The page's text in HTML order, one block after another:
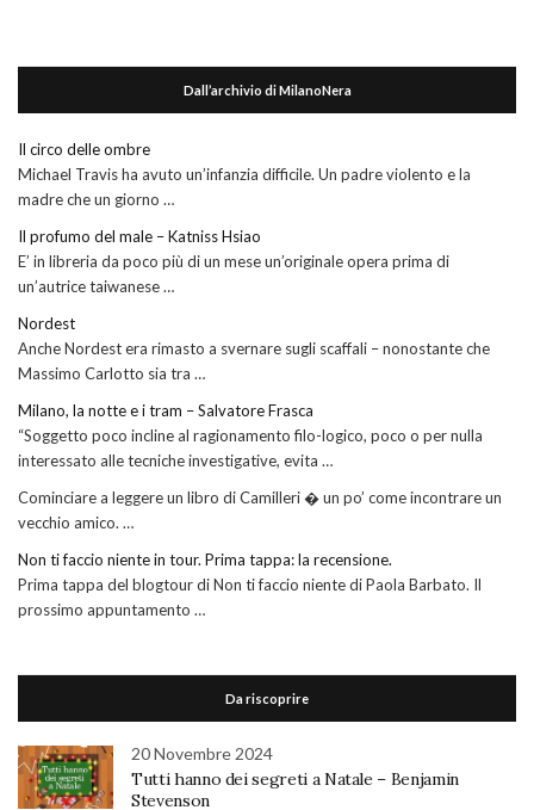
Dall’archivio di MilanoNera
Il circo delle ombre
Michael Travis ha avuto un’infanzia difficile. Un padre violento e la
madre che un giorno …
Il profumo del male – Katniss Hsiao
E’ in libreria da poco più di un mese un’originale opera prima di
un’autrice taiwanese …
Nordest
Anche Nordest era rimasto a svernare sugli scaffali – nonostante che
Massimo Carlotto sia tra …
Milano, la notte e i tram – Salvatore Frasca
“Soggetto poco incline al ragionamento filo-logico, poco o per nulla
interessato alle tecniche investigative, evita …
Cominciare a leggere un libro di Camilleri � un po’ come incontrare un
vecchio amico. …
Non ti faccio niente in tour. Prima tappa: la recensione.
Prima tappa del blogtour di Non ti faccio niente di Paola Barbato. Il
prossimo appuntamento …
Da riscoprire
20 Novembre 2024
Tutti hanno dei segreti a Natale – Benjamin
Stevenson